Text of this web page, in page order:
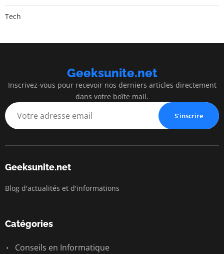
Tech
Geeksunite.net
Inscrivez-vous pour recevoir nos derniers articles directement
dans votre boîte mail.
S'inscrire
Geeksunite.net
Blog d'actualités et d'informations
Catégories
Conseils en Informatique